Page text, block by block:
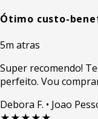
Ótimo custo-
5m atras
Super recomendo!
perfeito. Vou
Debora F. • Joao